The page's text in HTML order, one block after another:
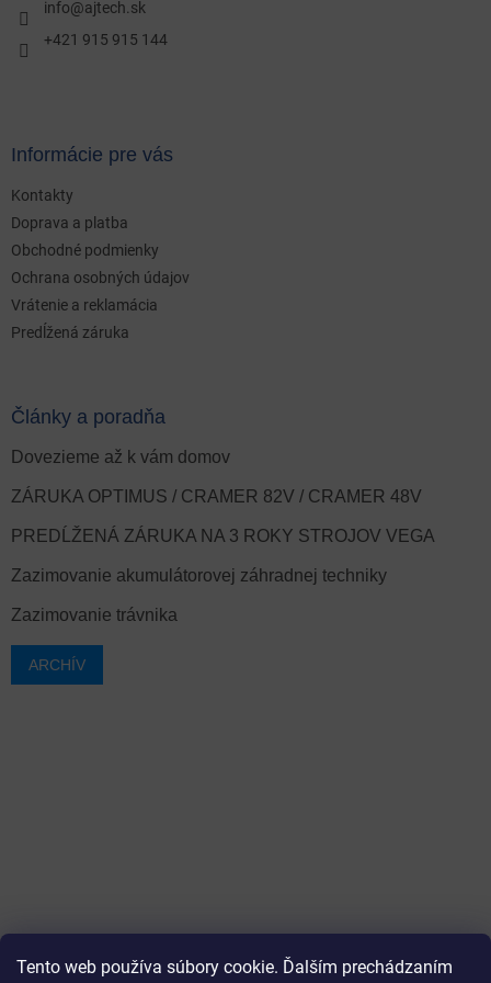
Tento web používa súbory cookie. Ďalším prechádzaním
info@ajtech.sk
+421 915 915 144
Informácie pre vás
Kontakty
Doprava a platba
Obchodné podmienky
Ochrana osobných údajov
Vrátenie a reklamácia
Predĺžená záruka
Články a poradňa
Dovezieme až k vám domov
ZÁRUKA OPTIMUS / CRAMER 82V / CRAMER 48V
PREDĹŽENÁ ZÁRUKA NA 3 ROKY STROJOV VEGA
Zazimovanie akumulátorovej záhradnej techniky
Zazimovanie trávnika
ARCHÍV